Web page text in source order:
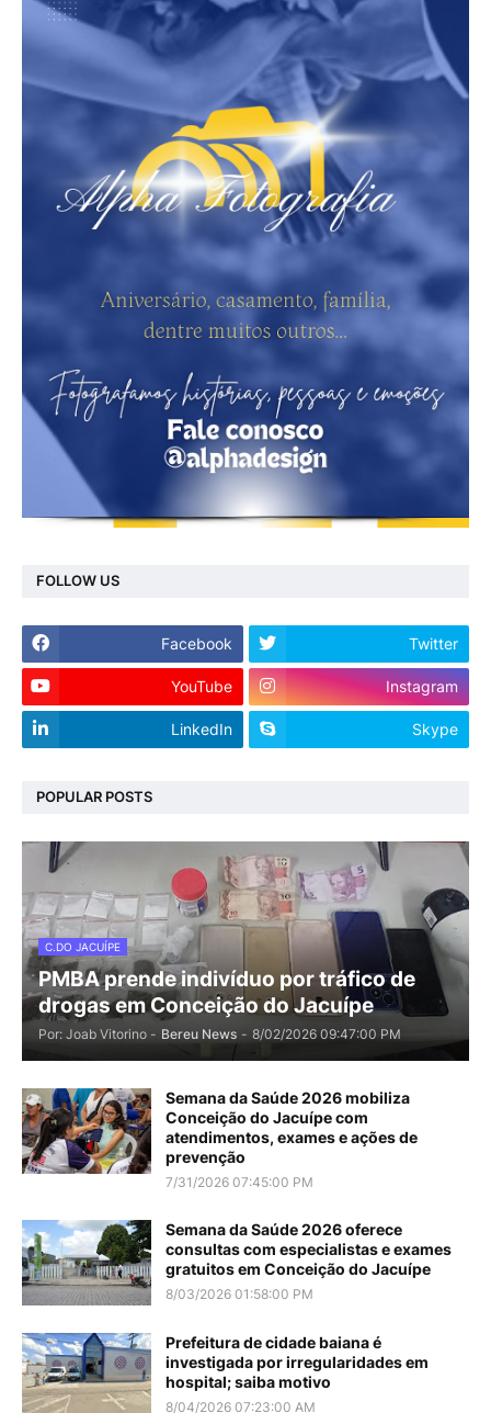
FOLLOW US
Facebook Twitter
YouTube Instagram
LinkedIn Skype
POPULAR POSTS
C.DO JACUÍPE
PMBA prende indivíduo por tráfico de
drogas em Conceição do Jacuípe
Por: Joab Vitorino - Bereu News - 8/02/2026 09:47:00 PM
Semana da Saúde 2026 mobiliza
Conceição do Jacuípe com
atendimentos, exames e ações de
prevenção
7/31/2026 07:45:00 PM
Semana da Saúde 2026 oferece
consultas com especialistas e exames
gratuitos em Conceição do Jacuípe
8/03/2026 01:58:00 PM
Prefeitura de cidade baiana é
investigada por irregularidades em
hospital; saiba motivo
8/04/2026 07:23:00 AM